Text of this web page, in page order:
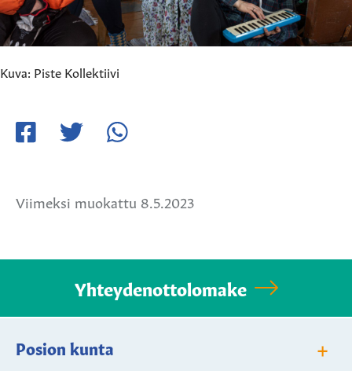
Kuva: Piste Kollektiivi
Viimeksi muokattu 8.5.2023
Yhteydenottolomake
Posion kunta +